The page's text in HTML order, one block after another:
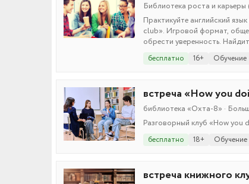
Библиотека роста и
Практикуйте английский
club». Игровой формат,
обрести уверенность.
бесплатно 16+ Обучение
встреча «How you
библиотека «Охта-8» ·
Разговорный клуб «How you
бесплатно 18+ Обучение
встреча книжного